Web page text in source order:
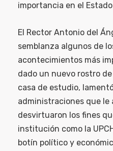
importancia en el
El Rector Antonio del
semblanza algunos de
acontecimientos más
dado un nuevo rostro
casa de estudio,
administraciones que le
desvirtuaron los fines
institución como la
botín político y